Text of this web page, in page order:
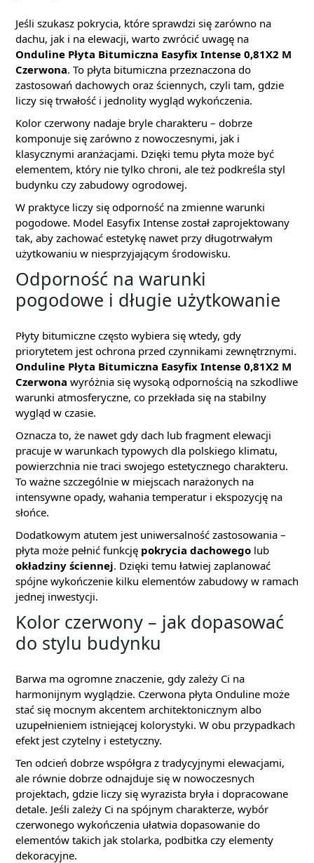
Jeśli szukasz pokrycia, które sprawdzi się zarówno na
dachu, jak i na elewacji, warto zwrócić uwagę na
Onduline Płyta Bitumiczna Easyfix Intense 0,81X2 M
Czerwona. To płyta bitumiczna przeznaczona do
zastosowań dachowych oraz ściennych, czyli tam, gdzie
liczy się trwałość i jednolity wygląd wykończenia.
Kolor czerwony nadaje bryle charakteru – dobrze
komponuje się zarówno z nowoczesnymi, jak i
klasycznymi aranżacjami. Dzięki temu płyta może być
elementem, który nie tylko chroni, ale też podkreśla styl
budynku czy zabudowy ogrodowej.
W praktyce liczy się odporność na zmienne warunki
pogodowe. Model Easyfix Intense został zaprojektowany
tak, aby zachować estetykę nawet przy długotrwałym
użytkowaniu w niesprzyjającym środowisku.
Odporność na warunki
pogodowe i długie użytkowanie
Płyty bitumiczne często wybiera się wtedy, gdy
priorytetem jest ochrona przed czynnikami zewnętrznymi.
Onduline Płyta Bitumiczna Easyfix Intense 0,81X2 M
Czerwona wyróżnia się wysoką odpornością na szkodliwe
warunki atmosferyczne, co przekłada się na stabilny
wygląd w czasie.
Oznacza to, że nawet gdy dach lub fragment elewacji
pracuje w warunkach typowych dla polskiego klimatu,
powierzchnia nie traci swojego estetycznego charakteru.
To ważne szczególnie w miejscach narażonych na
intensywne opady, wahania temperatur i ekspozycję na
słońce.
Dodatkowym atutem jest uniwersalność zastosowania –
płyta może pełnić funkcję pokrycia dachowego lub
okładziny ściennej. Dzięki temu łatwiej zaplanować
spójne wykończenie kilku elementów zabudowy w ramach
jednej inwestycji.
Kolor czerwony – jak dopasować
do stylu budynku
Barwa ma ogromne znaczenie, gdy zależy Ci na
harmonijnym wyglądzie. Czerwona płyta Onduline może
stać się mocnym akcentem architektonicznym albo
uzupełnieniem istniejącej kolorystyki. W obu przypadkach
efekt jest czytelny i estetyczny.
Ten odcień dobrze współgra z tradycyjnymi elewacjami,
ale równie dobrze odnajduje się w nowoczesnych
projektach, gdzie liczy się wyrazista bryła i dopracowane
detale. Jeśli zależy Ci na spójnym charakterze, wybór
czerwonego wykończenia ułatwia dopasowanie do
elementów takich jak stolarka, podbitka czy elementy
dekoracyjne.